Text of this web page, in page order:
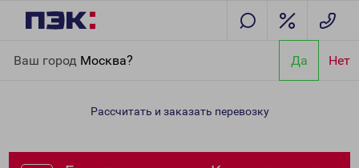
Ваш город Москва? Да Нет
Санкт-Петербург
Рассчитать и заказать перевозку